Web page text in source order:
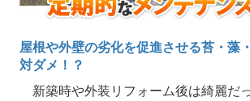
屋根や外壁の劣化を促進させる苔・藻
対ダメ！？
新築時や外装リフォーム後は綺麗だ